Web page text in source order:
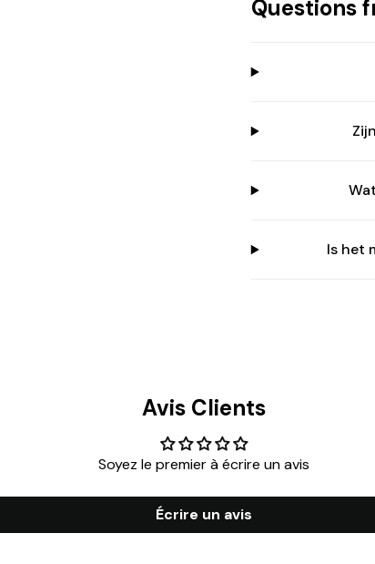
Questions
Is het
Avis Clients
Soyez le premier à écrire un avis
Écrire un avis
vous à votre compte pour ajouter des